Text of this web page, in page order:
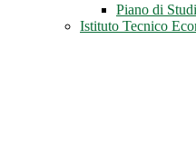
Piano di
Istituto Tecnico